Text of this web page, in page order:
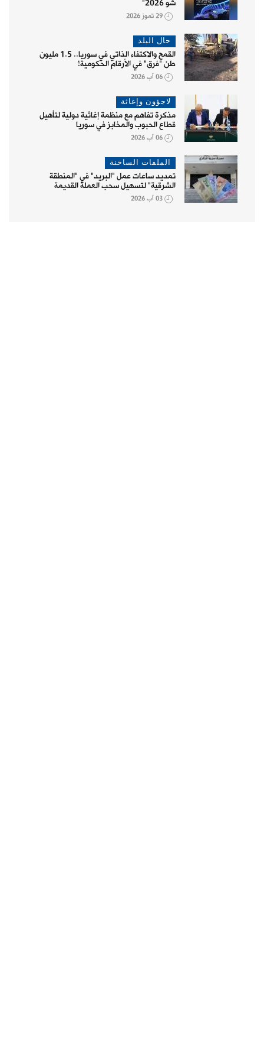
شو 2026"
29 تموز 2026
حال البلد
القمح والاكتفاء الذاتي في سوريا.. 1.5 مليون
طن "فرق" في الأرقام الحكومية!
06 آب 2026
لاجؤون وإغاثة
مذكرة تفاهم مع منظمة إغاثية دولية لتأهيل
قطاع الحبوب والمخابز في سوريا
06 آب 2026
الملفات الساخنة
تمديد ساعات عمل "البريد" في "المنطقة
الشرقية" لتسهيل سحب العملة القديمة
03 آب 2026